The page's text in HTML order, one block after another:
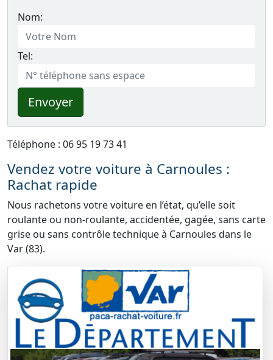
Nom:
Tel:
Envoyer
Téléphone : 06 95 19 73 41
Vendez votre voiture à Carnoules :
Rachat rapide
Nous rachetons votre voiture en l’état, qu’elle soit
roulante ou non-roulante, accidentée, gagée, sans carte
grise ou sans contrôle technique à Carnoules dans le
Var (83).